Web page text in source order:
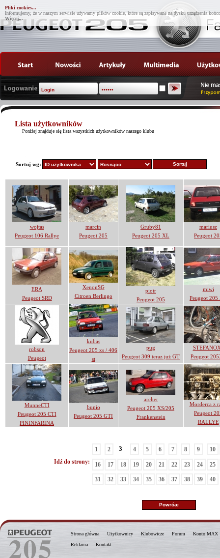
Pliki cookies...
Informujemy, że w naszym serwisie używamy plików cookie, które są zapisywane na dysku urządzenia
Więcej...
Lista użytkowników
Poniżej znajduje się lista wszystkich użytkowników naszego klubu
Sortuj wg:
wojtas
Peugeot 106 Rallye
marcin
Peugeot 205
Gruby81
Peugeot 205 XL
mariusz
Peugeot
ERA
Peugeot SRD
XenonSG
Citroen Berlingo
piotr
Peugeot 205
miwi
Peugeot 205
robson
Peugeot
kubas
Peugeot 205 xs / 406
st
pug
Peugeot 309 teraz już GT
Peugeot
MunneCTI
Peugeot 205 CTI
PININFARINA
bunio
Peugeot 205 GTI
archer
Peugeot 205 XS/205
Frankenstein
Morderca z
Peugeot
RALLYE
Idź do strony:
1 2 3 4 5 6 7 8 9 10
16 17 18 19 20 21 22 23 24 25
31 32 33 34 35 36 37 38 39 40
Strona główna Użytkownicy Klubowicze Forum
Konto MAX
Reklama
Kontakt